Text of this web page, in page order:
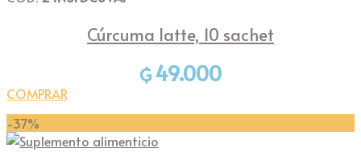
Cúrcuma latte, 10 sachet
₲49.000
COMPRAR
-37%